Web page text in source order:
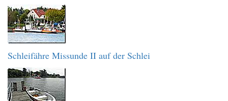
Schleifähre Missunde II auf der Schlei